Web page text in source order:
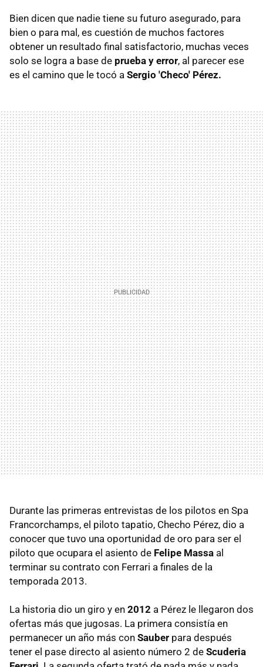
Bien dicen que nadie tiene su futuro asegurado, para
bien o para mal, es cuestión de muchos factores
obtener un resultado final satisfactorio, muchas veces
solo se logra a base de prueba y error, al parecer ese
es el camino que le tocó a Sergio 'Checo' Pérez.
Durante las primeras entrevistas de los pilotos en Spa
Francorchamps, el piloto tapatio, Checho Pérez, dio a
conocer que tuvo una oportunidad de oro para ser el
piloto que ocupara el asiento de Felipe Massa al
terminar su contrato con Ferrari a finales de la
temporada 2013.
La historia dio un giro y en 2012 a Pérez le llegaron dos
ofertas más que jugosas. La primera consistía en
permanecer un año más con Sauber para después
tener el pase directo al asiento número 2 de Scuderia